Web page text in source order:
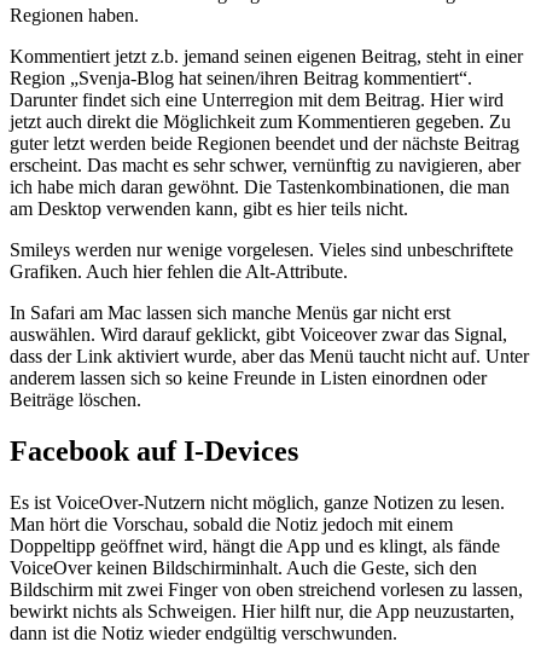
Regionen haben.
Kommentiert jetzt z.b. jemand seinen eigenen Beitrag, steht in einer
Region „Svenja-Blog hat seinen/ihren Beitrag kommentiert“.
Darunter findet sich eine Unterregion mit dem Beitrag. Hier wird
jetzt auch direkt die Möglichkeit zum Kommentieren gegeben. Zu
guter letzt werden beide Regionen beendet und der nächste Beitrag
erscheint. Das macht es sehr schwer, vernünftig zu navigieren, aber
ich habe mich daran gewöhnt. Die Tastenkombinationen, die man
am Desktop verwenden kann, gibt es hier teils nicht.
Smileys werden nur wenige vorgelesen. Vieles sind unbeschriftete
Grafiken. Auch hier fehlen die Alt-Attribute.
In Safari am Mac lassen sich manche Menüs gar nicht erst
auswählen. Wird darauf geklickt, gibt Voiceover zwar das Signal,
dass der Link aktiviert wurde, aber das Menü taucht nicht auf. Unter
anderem lassen sich so keine Freunde in Listen einordnen oder
Beiträge löschen.
Facebook auf I-Devices
Es ist VoiceOver-Nutzern nicht möglich, ganze Notizen zu lesen.
Man hört die Vorschau, sobald die Notiz jedoch mit einem
Doppeltipp geöffnet wird, hängt die App und es klingt, als fände
VoiceOver keinen Bildschirminhalt. Auch die Geste, sich den
Bildschirm mit zwei Finger von oben streichend vorlesen zu lassen,
bewirkt nichts als Schweigen. Hier hilft nur, die App neuzustarten,
dann ist die Notiz wieder endgültig verschwunden.